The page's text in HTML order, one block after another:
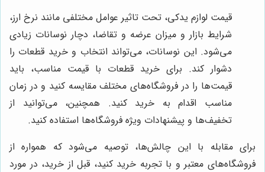
قیمت لوازم یدکی، تحت تاثیر عوامل مختلفی مانند نرخ ارز،
شرایط بازار و میزان عرضه و تقاضا، دچار نوسانات زیادی
می‌شود. این نوسانات، می‌تواند انتخاب و خرید قطعات را
دشوار کند. برای خرید قطعات با قیمت مناسب، باید
قیمت‌ها را در فروشگاه‌های مختلف مقایسه کنید و در زمان
مناسب اقدام به خرید کنید. همچنین، می‌توانید از
تخفیف‌ها و پیشنهادات ویژه فروشگاه‌ها استفاده کنید.
برای مقابله با این چالش‌ها، توصیه می‌شود که همواره از
فروشگاه‌های معتبر و با تجربه خرید کنید، قبل از خرید، در مورد